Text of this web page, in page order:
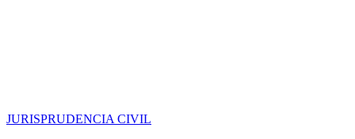
MEDIDA
JURISPRUDENCIA CIVIL